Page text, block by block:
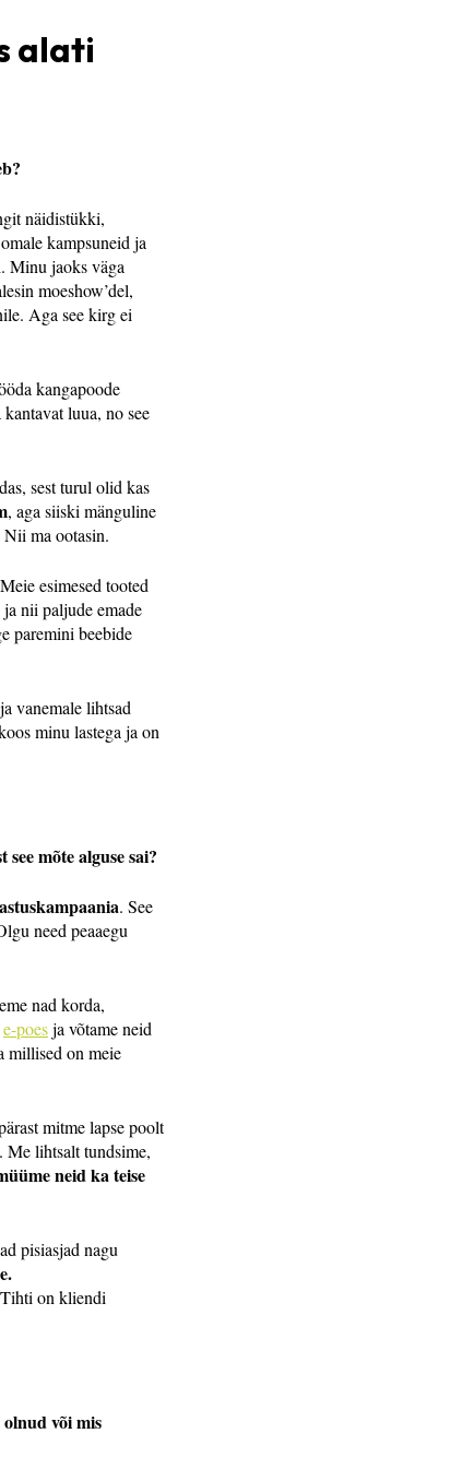
alati
näidistükki,
kampsuneid ja
Minu jaoks väga
moeshow’del,
Aga see kirg ei
kangapoode
luua, no see
sest turul olid kas
, aga siiski mänguline
Nii ma ootasin.
esimesed tooted
nii paljude emade
paremini beebide
vanemale lihtsad
minu lastega ja on
mõte alguse sai?
. See
need peaaegu
nad korda,
e-poesja võtame neid
millised on meie
mitme lapse poolt
Me lihtsalt tundsime,
neid ka teise
pisiasjad nagu
on kliendi
või mis